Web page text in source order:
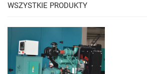
WSZYSTKIE PRODUKTY